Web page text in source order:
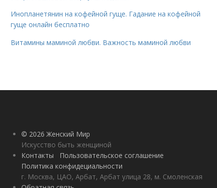
Инопланетянин на кофейной гуще. Гадание на кофейной
гуще онлайн бесплатно
Витамины маминой любви. Важность маминой любви
© 2026 Женский Мир
Искусство быть женщиной
Контакты
Пользовательское соглашение
Политика конфидециальности
г. Москва, ЦАО, Арбат, Арбат улица 28, м. Смоленская